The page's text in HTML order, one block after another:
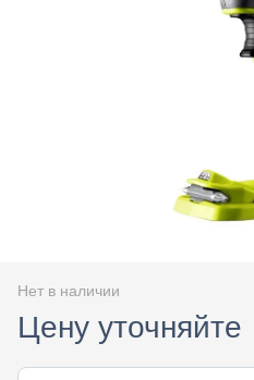
Нет в наличии
Цену уточняйте